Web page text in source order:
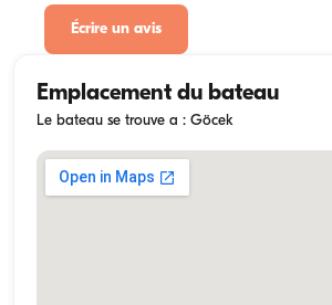
Écrire un avis
Emplacement du bateau
Le bateau se trouve a : Göcek